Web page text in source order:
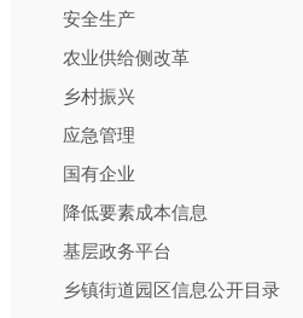
安全生产
农业供给侧改革
乡村振兴
应急管理
国有企业
降低要素成本信息
基层政务平台
乡镇街道园区信息公开目录